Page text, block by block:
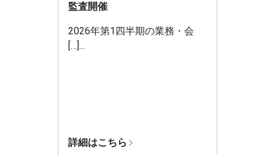
監査開催
2026年第1四半期の業務・会
[…]...
詳細はこちら